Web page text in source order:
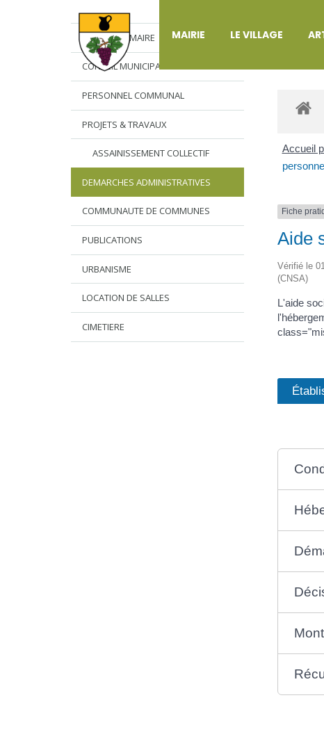
MAIRIE LE VILLAGE
L’EDITO DU MAIRE
CONSEIL MUNICIPAL
PERSONNEL COMMUNAL
PROJETS & TRAVAUX
ASSAINISSEMENT COLLECTIF
DEMARCHES ADMINISTRATIVES
COMMUNAUTE DE COMMUNES
PUBLICATIONS
URBANISME
LOCATION DE SALLES
CIMETIERE
Accueil
Fiche
Aide
Vérifié le
(CNSA)
L'aide